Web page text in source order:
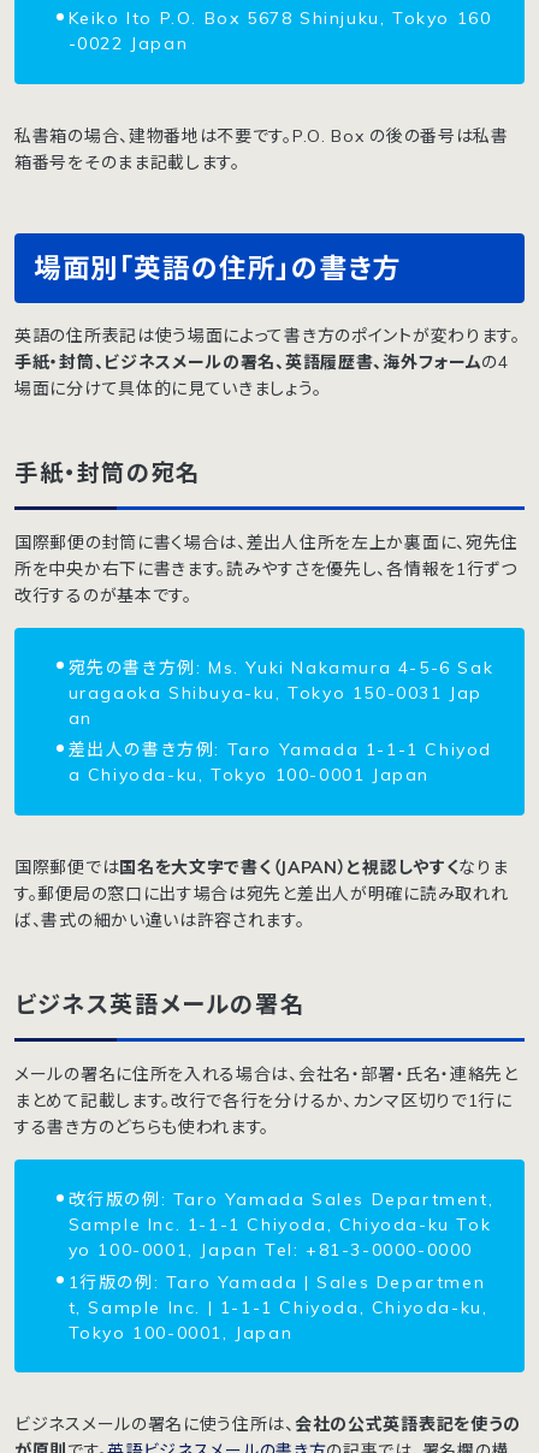
Keiko Ito P.O. Box 5678 Shinjuku, Tokyo 160
-0022 Japan
私書箱の場合、建物番地は不要です。P.O. Box の後の番号は私書
箱番号をそのまま記載します。
場面別「英語の住所」の書き方
英語の住所表記は使う場面によって書き方のポイントが変わります。
手紙・封筒、ビジネスメールの署名、英語履歴書、海外フォームの4
場面に分けて具体的に見ていきましょう。
手紙・封筒の宛名
国際郵便の封筒に書く場合は、差出人住所を左上か裏面に、宛先住
所を中央か右下に書きます。読みやすさを優先し、各情報を1行ずつ
改行するのが基本です。
宛先の書き方例: Ms. Yuki Nakamura 4-5-6 Sak
uragaoka Shibuya-ku, Tokyo 150-0031 Jap
an
差出人の書き方例: Taro Yamada 1-1-1 Chiyod
a Chiyoda-ku, Tokyo 100-0001 Japan
国際郵便では国名を大文字で書く（JAPAN）と視認しやすくなりま
す。郵便局の窓口に出す場合は宛先と差出人が明確に読み取れれ
ば、書式の細かい違いは許容されます。
ビジネス英語メールの署名
メールの署名に住所を入れる場合は、会社名・部署・氏名・連絡先と
まとめて記載します。改行で各行を分けるか、カンマ区切りで1行に
する書き方のどちらも使われます。
改行版の例: Taro Yamada Sales Department,
Sample Inc. 1-1-1 Chiyoda, Chiyoda-ku Tok
yo 100-0001, Japan Tel: +81-3-0000-0000
1行版の例: Taro Yamada | Sales Departmen
t, Sample Inc. | 1-1-1 Chiyoda, Chiyoda-ku,
Tokyo 100-0001, Japan
ビジネスメールの署名に使う住所は、会社の公式英語表記を使うの